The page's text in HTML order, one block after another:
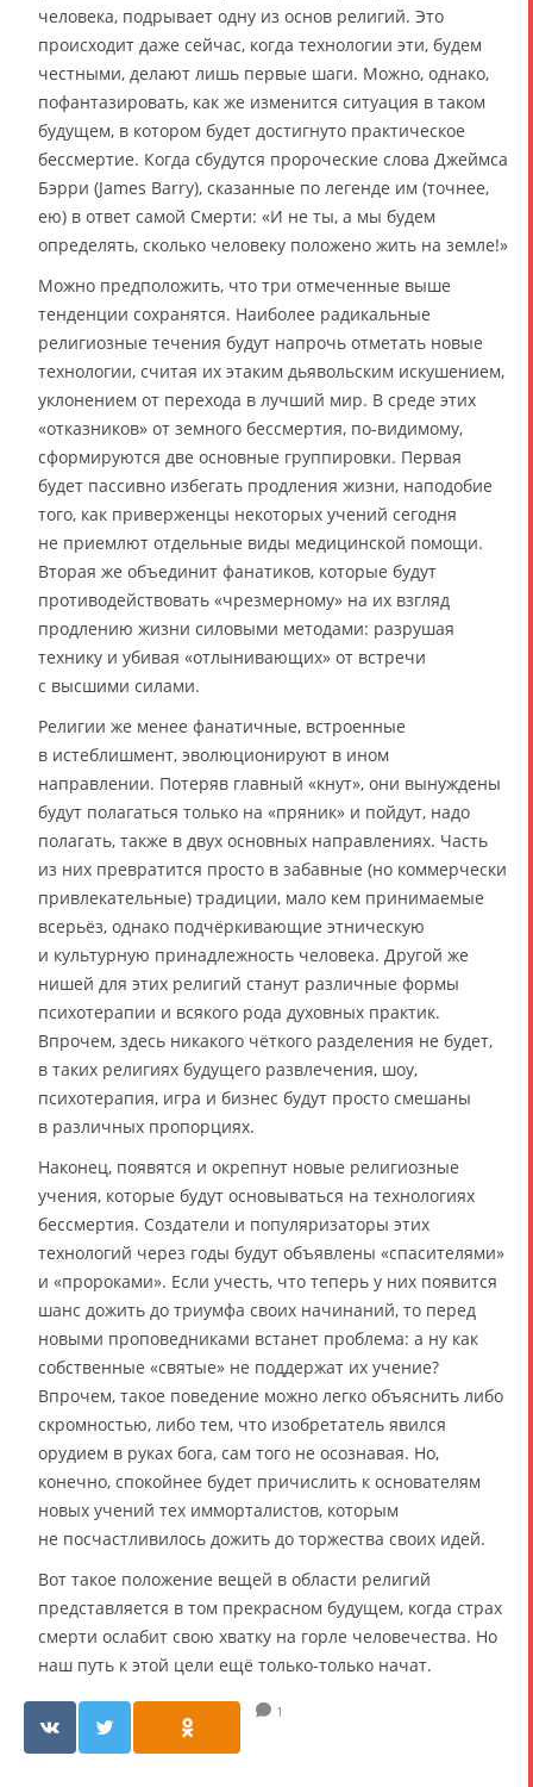
человека, подрывает одну из основ религий. Это
происходит даже сейчас, когда технологии эти, будем
честными, делают лишь первые шаги. Можно, однако,
пофантазировать, как же изменится ситуация в таком
будущем, в котором будет достигнуто практическое
бессмертие. Когда сбудутся пророческие слова Джеймса
Бэрри (James Barry), сказанные по легенде им (точнее,
ею) в ответ самой Смерти: «И не ты, а мы будем
определять, сколько человеку положено жить на земле!»
Можно предположить, что три отмеченные выше
тенденции сохранятся. Наиболее радикальные
религиозные течения будут напрочь отметать новые
технологии, считая их этаким дьявольским искушением,
уклонением от перехода в лучший мир. В среде этих
«отказников» от земного бессмертия, по-видимому,
сформируются две основные группировки. Первая
будет пассивно избегать продления жизни, наподобие
того, как приверженцы некоторых учений сегодня
не приемлют отдельные виды медицинской помощи.
Вторая же объединит фанатиков, которые будут
противодействовать «чрезмерному» на их взгляд
продлению жизни силовыми методами: разрушая
технику и убивая «отлынивающих» от встречи
с высшими силами.
Религии же менее фанатичные, встроенные
в истеблишмент, эволюционируют в ином
направлении. Потеряв главный «кнут», они вынуждены
будут полагаться только на «пряник» и пойдут, надо
полагать, также в двух основных направлениях. Часть
из них превратится просто в забавные (но коммерчески
привлекательные) традиции, мало кем принимаемые
всерьёз, однако подчёркивающие этническую
и культурную принадлежность человека. Другой же
нишей для этих религий станут различные формы
психотерапии и всякого рода духовных практик.
Впрочем, здесь никакого чёткого разделения не будет,
в таких религиях будущего развлечения, шоу,
психотерапия, игра и бизнес будут просто смешаны
в различных пропорциях.
Наконец, появятся и окрепнут новые религиозные
учения, которые будут основываться на технологиях
бессмертия. Создатели и популяризаторы этих
технологий через годы будут объявлены «спасителями»
и «пророками». Если учесть, что теперь у них появится
шанс дожить до триумфа своих начинаний, то перед
новыми проповедниками встанет проблема: а ну как
собственные «святые» не поддержат их учение?
Впрочем, такое поведение можно легко объяснить либо
скромностью, либо тем, что изобретатель явился
орудием в руках бога, сам того не осознавая. Но,
конечно, спокойнее будет причислить к основателям
новых учений тех имморталистов, которым
не посчастливилось дожить до торжества своих идей.
Вот такое положение вещей в области религий
представляется в том прекрасном будущем, когда страх
смерти ослабит свою хватку на горле человечества. Но
наш путь к этой цели ещё только-только начат.
1